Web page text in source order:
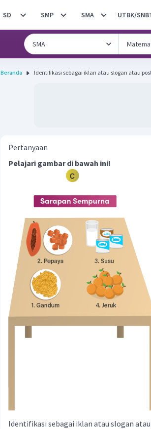
SD SMP SMA UTBK/
Beranda Identifikasi sebagai iklan atau slogan atau
Pertanyaan
Pelajari gambar di bawah ini!
Identifikasi sebagai iklan atau slogan